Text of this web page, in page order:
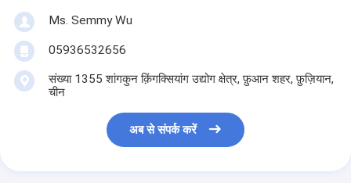
Ms. Semmy Wu
05936532656
संख्या 1355 शांगकुन क़िंगक्सियांग उद्योग क्षेत्र, फ़ुआन शहर, फ़ुज़ियान,
चीन
अब से संपर्क करें